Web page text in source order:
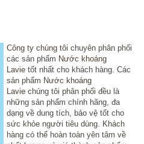
Công ty chúng tôi chuyên phân phối
các sản phẩm Nước khoáng
Lavie tốt nhất cho khách hàng. Các
sản phẩm Nước khoáng
Lavie chúng tôi phân phối đều là
những sản phẩm chính hãng, đa
dạng về dung tích, bảo vệ tốt cho
sức khỏe người tiêu dùng. Khách
hàng có thể hoàn toàn yên tâm về